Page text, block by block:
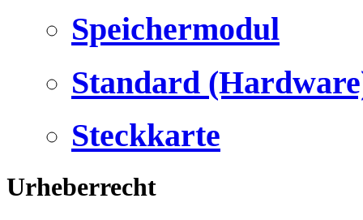
Speichermodul
Standard
Steckkarte
Urheberrecht